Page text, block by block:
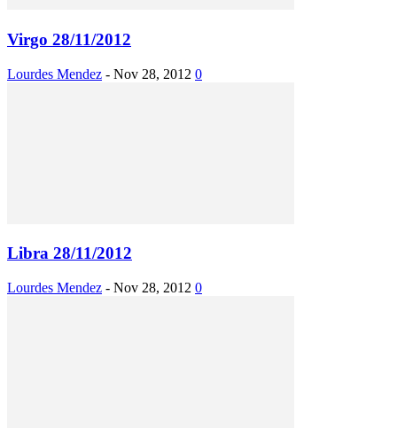
Virgo 28/11/2012
Lourdes Mendez - Nov 28, 2012 0
Libra 28/11/2012
Lourdes Mendez - Nov 28, 2012 0